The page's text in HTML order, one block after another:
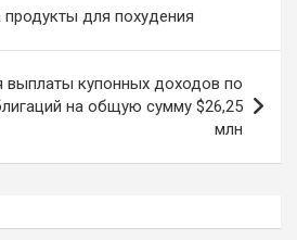
продукты для похудения
купонных доходов по
на общую сумму $26,25
млн